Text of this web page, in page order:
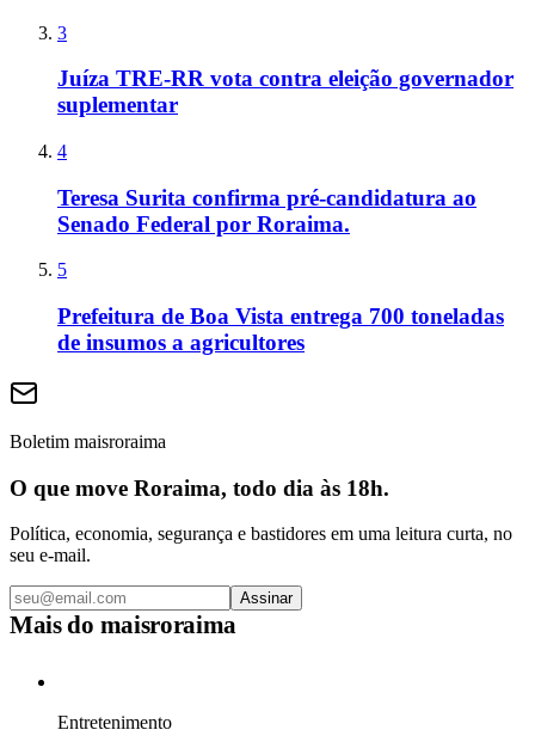
3
Juíza TRE-RR vota contra eleição governador
suplementar
4
Teresa Surita confirma pré-candidatura ao
Senado Federal por Roraima.
5
Prefeitura de Boa Vista entrega 700 toneladas
de insumos a agricultores
Boletim maisroraima
O que move Roraima, todo dia às 18h.
Política, economia, segurança e bastidores em uma leitura curta, no
seu e-mail.
Assinar
Mais do maisroraima
Entretenimento